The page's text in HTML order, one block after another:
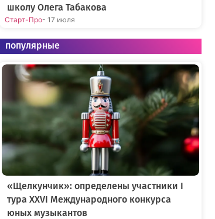
школу Олега Табакова
Старт-Про- 17 июля
популярные
«Щелкунчик»: определены участники I
тура XXVI Международного конкурса
юных музыкантов